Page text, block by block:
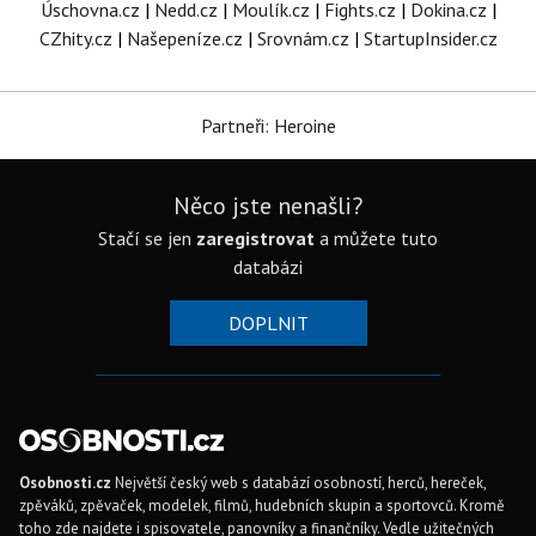
Úschovna.cz | Nedd.cz | Moulík.cz | Fights.cz | Dokina.cz |
CZhity.cz | Našepeníze.cz | Srovnám.cz | StartupInsider.cz
Partneři: Heroine
Něco jste nenašli?
Stačí se jen zaregistrovat a můžete tuto
databázi
DOPLNIT
Osobnosti.cz Největší český web s databází osobností, herců, hereček,
zpěváků, zpěvaček, modelek, filmů, hudebních skupin a sportovců. Kromě
toho zde najdete i spisovatele, panovníky a finančníky. Vedle užitečných